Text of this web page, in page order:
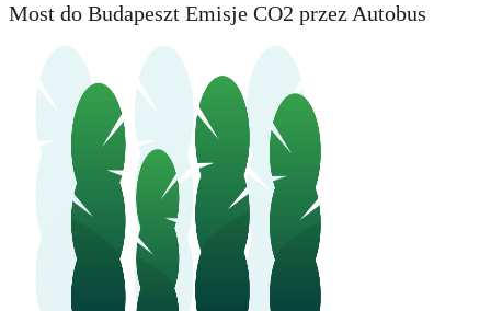
Most do Budapeszt Emisje CO2 przez Autobus